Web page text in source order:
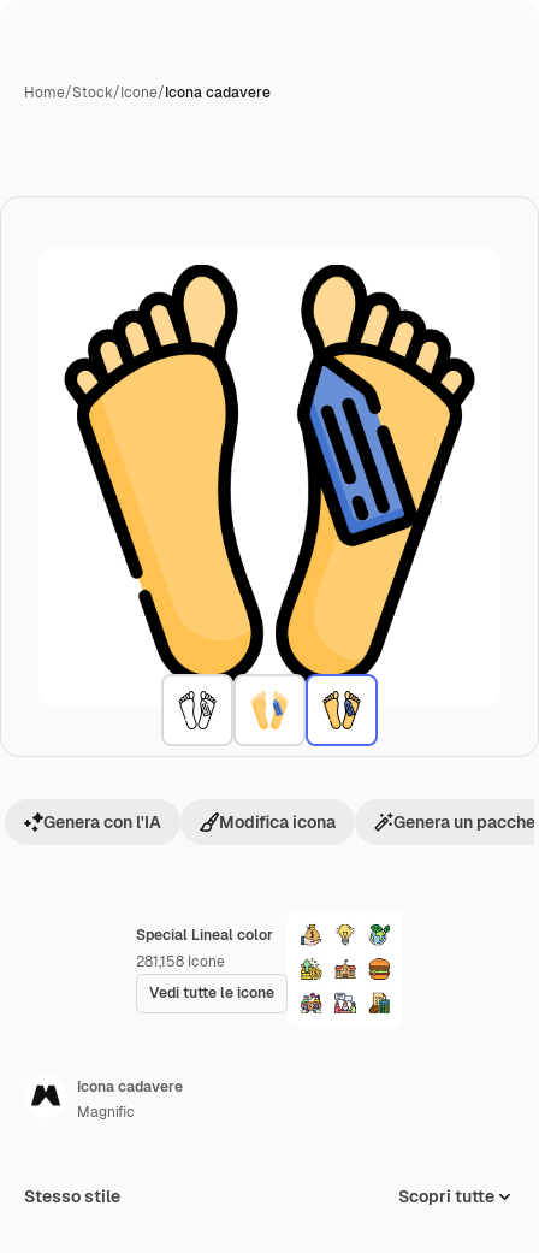
Home/Stock/Icone/Icona cadavere
Special Lineal color
281,158 Icone
Vedi tutte le icone
Genera con l'IA Modifica icona Genera un
Icona cadavere
Magnific
Stesso stile Scopri tutte